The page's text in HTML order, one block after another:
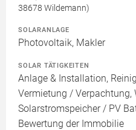
38678 Wildemann)
SOLARANLAGE
Photovoltaik, Makler
SOLAR TÄTIGKEITEN
Anlage & Installation,
Vermietung /
Solarstromspeicher / PV
Bewertung der Immobilie